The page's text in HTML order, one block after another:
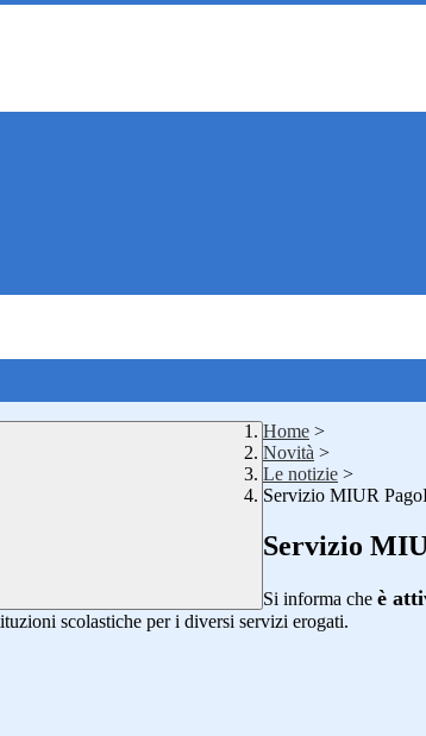
Home >
Novità >
Le notizie >
Servizio MIUR
Servizio
Si informa che è
scolastiche per i diversi servizi erogati.